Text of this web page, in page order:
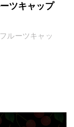
ツキャップ
フルーツキャッ